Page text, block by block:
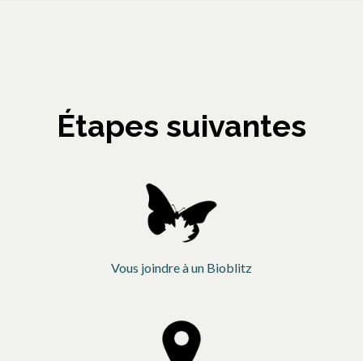
Étapes suivantes
Vous joindre à un Bioblitz
s’ouvre dans un nouvel onglet